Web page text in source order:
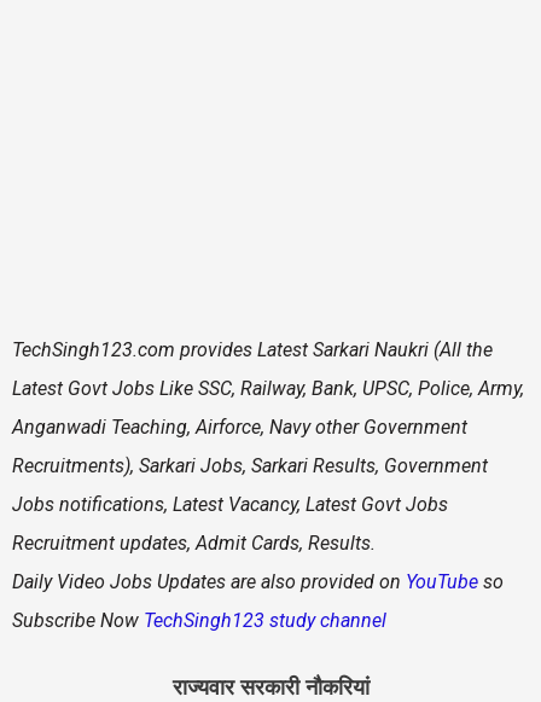
TechSingh123.com provides Latest Sarkari Naukri (All the
Latest Govt Jobs Like SSC, Railway, Bank, UPSC, Police, Army,
Anganwadi Teaching, Airforce, Navy other Government
Recruitments), Sarkari Jobs, Sarkari Results, Government
Jobs notifications, Latest Vacancy, Latest Govt Jobs
Recruitment updates, Admit Cards, Results.
Daily Video Jobs Updates are also provided on YouTube so
Subscribe Now TechSingh123 study channel
राज्यवार सरकारी नौकरियां